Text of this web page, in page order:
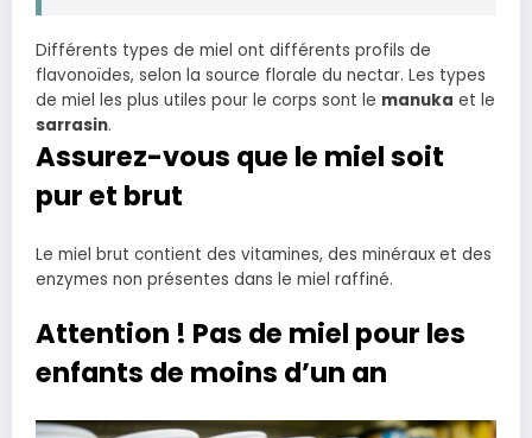
Différents types de miel ont différents profils de
flavonoïdes, selon la source florale du nectar. Les types
de miel les plus utiles pour le corps sont le manuka et le
sarrasin.
Assurez-vous que le miel soit
pur et brut
Le miel brut contient des vitamines, des minéraux et des
enzymes non présentes dans le miel raffiné.
Attention ! Pas de miel pour les
enfants de moins d’un an